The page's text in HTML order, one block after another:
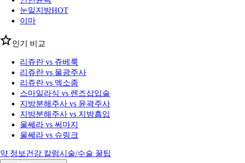
눈밑지방HOT
이마
인기 비교
리쥬란 vs 쥬베룩
리쥬란 vs 물광주사
리쥬란 vs 엑소좀
스마일라식 vs 렌즈삽입술
지방분해주사 vs 윤곽주사
지방분해주사 vs 지방흡입
울쎄라 vs 써마지
울쎄라 vs 슈링크
약 정보 건강 칼럼시술/수술 꿀팁